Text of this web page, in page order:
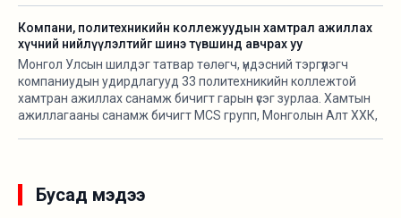
Компани, политехникийн коллежуудын хамтрал ажиллах
хүчний нийлүүлэлтийг шинэ түвшинд авчрах уу
Монгол Улсын шилдэг татвар төлөгч, үндэсний тэргүүлэгч
компаниудын удирдлагууд 33 политехникийн коллежтой
хамтран ажиллах санамж бичигт гарын үсэг зурлаа. Хамтын
ажиллагааны санамж бичигт MCS групп, Монголын Алт ХХК,
ХХК-ийн удирдлагууд гарын үсэг зурсан юм. Олзуурхууштай
нь эдгээр компаний удирдлагууд тус хамтралт сэтгэлд
Бусад мэдээ